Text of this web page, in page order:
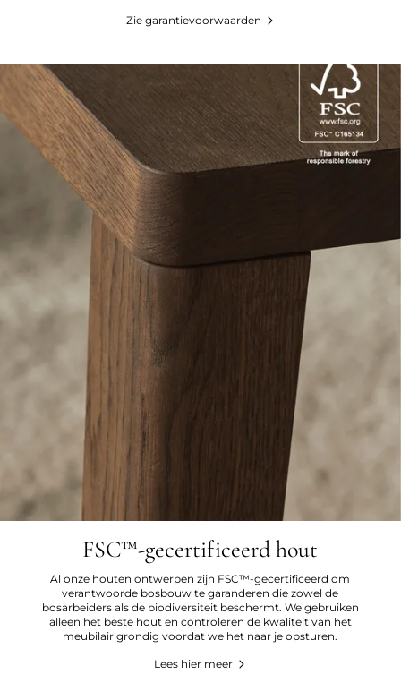
Zie garantievoorwaarden
FSC™-gecertificeerd hout
Al onze houten ontwerpen zijn FSC™-gecertificeerd om
verantwoorde bosbouw te garanderen die zowel de
bosarbeiders als de biodiversiteit beschermt. We gebruiken
alleen het beste hout en controleren de kwaliteit van het
meubilair grondig voordat we het naar je opsturen.
Lees hier meer